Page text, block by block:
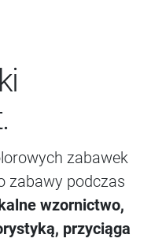
zabawek
zabawy podczas
wzornictwo,
przyciąga